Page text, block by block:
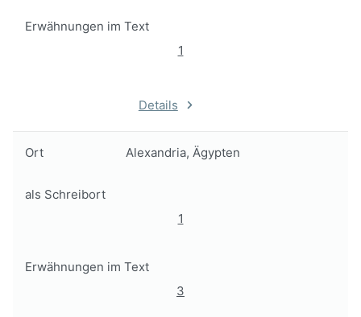
Erwähnungen im Text
1
Details
Ort Alexandria, Ägypten
als Schreibort
1
Erwähnungen im Text
3